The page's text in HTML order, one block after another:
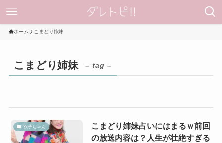
ホーム こまどり姉妹
こまどり姉妹 – tag –
双子ちゃん
こまどり姉妹占いにはまるｗ前回
の放送内容は？人生が壮絶すぎる